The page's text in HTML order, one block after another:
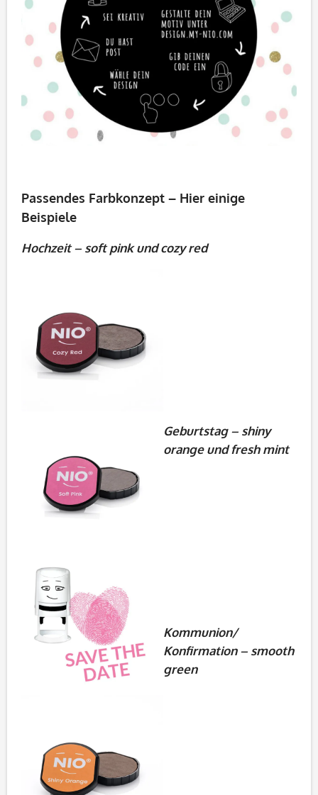
Passendes Farbkonzept – Hier einige
Beispiele
Hochzeit – soft pink und cozy red
Geburtstag – shiny
orange und fresh mint
Kommunion/
Konfirmation – smooth
green